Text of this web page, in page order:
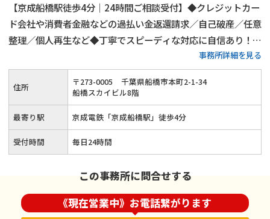
【京成船橋駅徒歩4分｜24時間ご相談受付】◆クレジットカー
ド会社や消費者金融などの過払い金返還請求／自己破産／任意
整理／個人再生など◆丁寧でスピーディな対応に自信あり！千
葉県で借金にお悩みの方は当事務所へお任せを◎分割払いや後
払いも可≪夜間・土日祝日のご相談も対応≫
事務所詳細を見る
住所 〒273-0005
千葉県船橋市本町2-1-34
船橋スカイビル8階
最寄り駅 京成電鉄「京成船橋駅」徒歩4分
受付時間 毎日24時間
この事務所に問合せする
《現在営業中》お電話繋がります